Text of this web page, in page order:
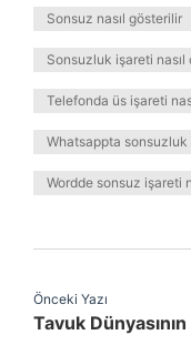
Sonsuz nasıl gösterilir
Sonsuzluk işareti nasıl
Telefonda üs işareti
Whatsappta sonsuzluk
Wordde sonsuz işareti
Önceki Yazı
Tavuk